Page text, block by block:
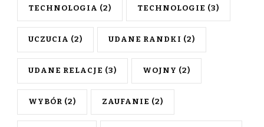
TECHNOLOGIA (2) TECHNOLOGIE (3)
UCZUCIA (2) UDANE RANDKI (2)
UDANE RELACJE (3) WOJNY (2)
WYBÓR (2) ZAUFANIE (2)